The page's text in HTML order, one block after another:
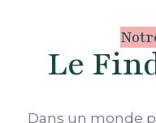
Le
Dans un monde